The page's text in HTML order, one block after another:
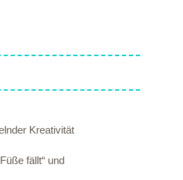
Kreativität
fällt“ und